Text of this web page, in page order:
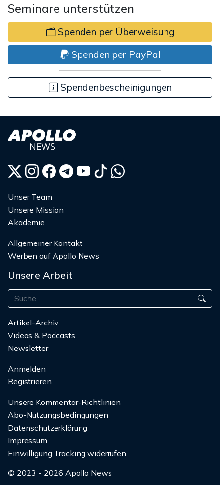
Seminare unterstützen
Spenden per Überweisung
Spenden per PayPal
Spendenbescheinigungen
Unser Team
Unsere Mission
Akademie
Allgemeiner Kontakt
Werben auf Apollo News
Unsere Arbeit
Artikel-Archiv
Videos & Podcasts
Newsletter
Anmelden
Registrieren
Unsere Kommentar-Richtlinien
Abo-Nutzungsbedingungen
Datenschutzerklärung
Impressum
Einwilligung Tracking widerrufen
© 2023 - 2026 Apollo News